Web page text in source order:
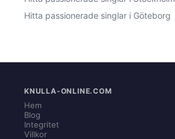
Hitta passionerade singlar i Göteborg
KNULLA-ONLINE.COM
Hem
Blog
Integritet
Villkor